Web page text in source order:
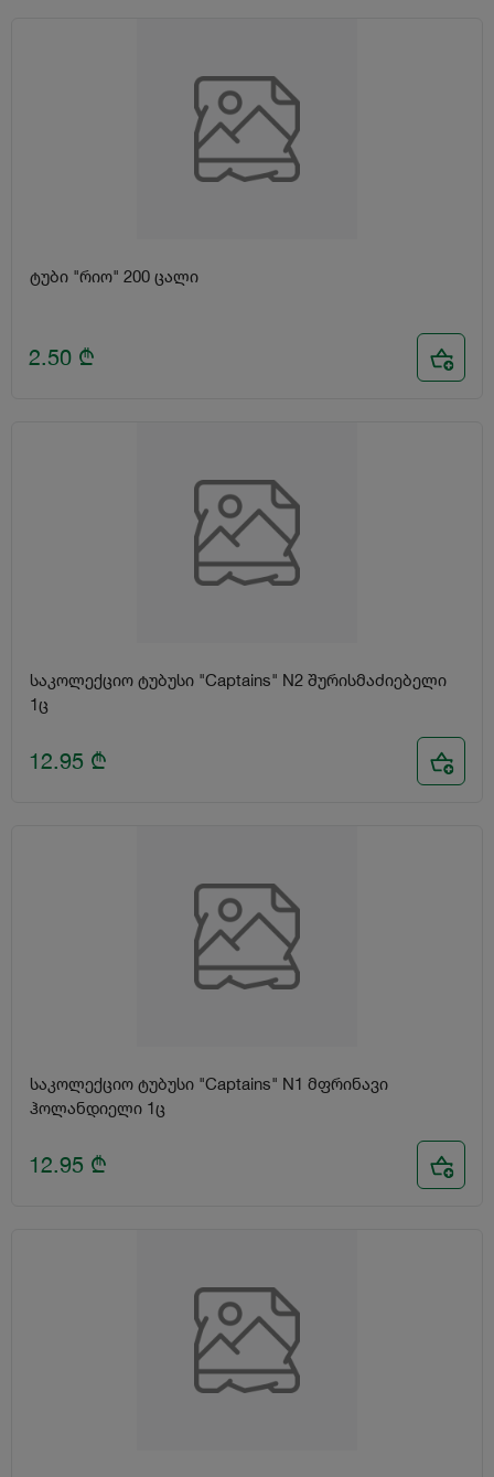
ტუბი "რიო" 200 ცალი
2.50 ₾
საკოლექციო ტუბუსი "Captains" N2 შურისმაძიებელი
1ც
12.95 ₾
საკოლექციო ტუბუსი "Captains" N1 მფრინავი
ჰოლანდიელი 1ც
12.95 ₾